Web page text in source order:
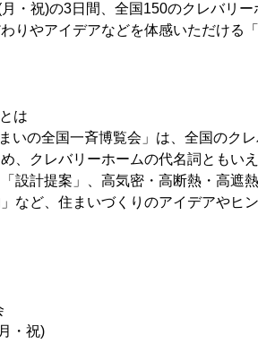
・祝)の3日間、全国150のクレバリ
りやアイデアなどを体感いただける
は
の全国一斉博覧会」は、全国のクレ
、クレバリーホームの代名詞ともい
設計提案」、高気密・高断熱・高遮
など、住まいづくりのアイデアやヒ
・祝)